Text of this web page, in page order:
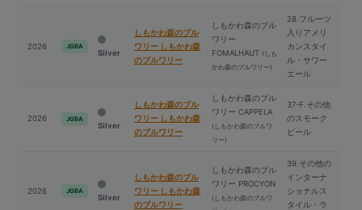
2026 JGBA
Silver
しもかわ森のブル
ワリー しもかわ森
のブルワリー
しもかわ森のブル
ワリー
FOMALHAUT (しも
かわ森のブルワリー)
28.フルーツ
入りアメリ
カンスタイ
ル・サワー
エール
2026 JGBA
Silver
しもかわ森のブル
ワリー しもかわ森
のブルワリー
しもかわ森のブル
ワリー CAPPELA
(しもかわ森のブルワ
リー)
37-F.その他
のスモーク
ビール
2026 JGBA
Silver
しもかわ森のブル
ワリー しもかわ森
のブルワリー
しもかわ森のブル
ワリー PROCYON
(しもかわ森のブルワ
39.その他の
インターナ
ショナルス
タイル・ラ